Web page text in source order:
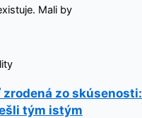
Mali by
zo
tým istým